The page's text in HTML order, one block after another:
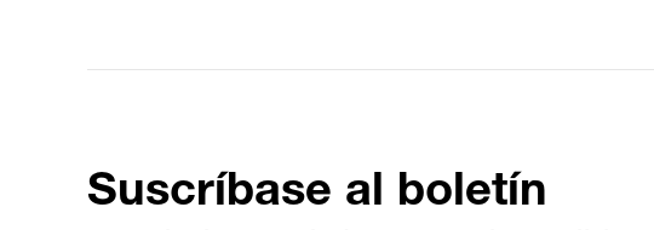
Suscríbase al boletín